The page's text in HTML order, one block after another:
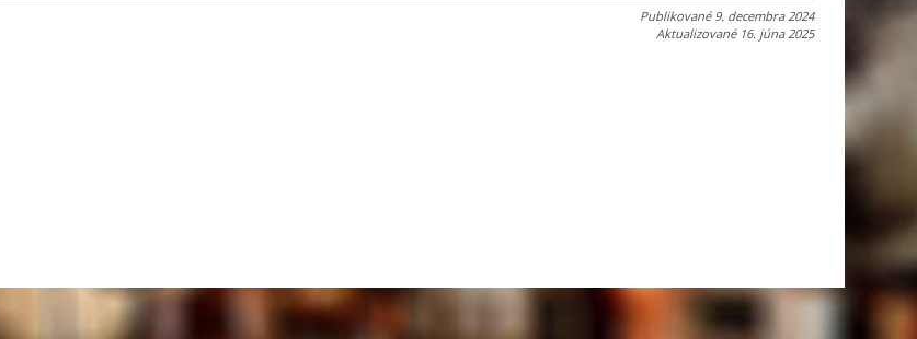
Publikované 9. decembra 2024
Aktualizované 16. júna 2025